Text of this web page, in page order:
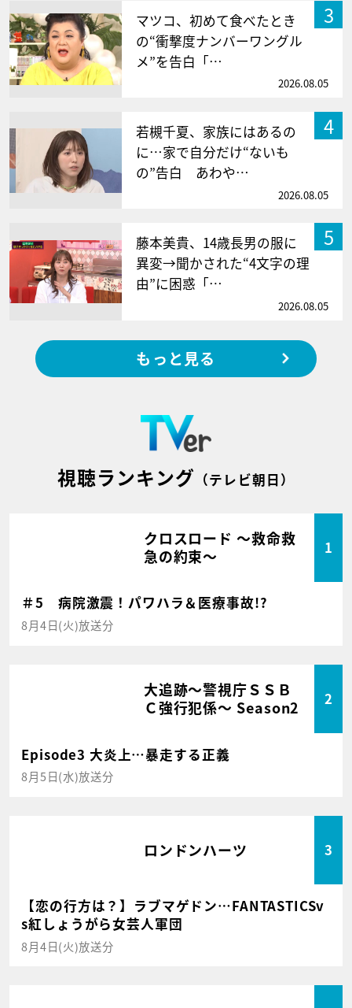
3
マツコ、初めて食べたとき
の“衝撃度ナンバーワングル
メ”を告白「…
2026.08.05
4
若槻千夏、家族にはあるの
に…家で自分だけ“ないも
の”告白 あわや…
2026.08.05
5
藤本美貴、14歳長男の服に
異変→聞かされた“4文字の理
由”に困惑「…
2026.08.05
もっと見る
視聴ランキング （テレビ朝日）
クロスロード ～救命救
急の約束～
1
＃5 病院激震！パワハラ＆医療事故!?
8月4日(火)放送分
大追跡～警視庁ＳＳＢ
Ｃ強行犯係～ Season2
2
Episode3 大炎上…暴走する正義
8月5日(水)放送分
ロンドンハーツ 3
【恋の行方は？】ラブマゲドン…FANTASTICSv
s紅しょうがら女芸人軍団
8月4日(火)放送分